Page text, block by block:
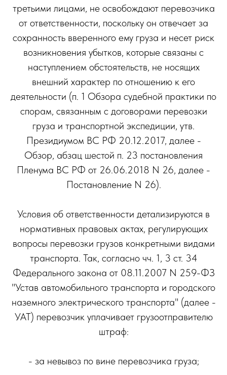
третьими лицами, не освобождают перевозчика
от ответственности, поскольку он отвечает за
сохранность вверенного ему груза и несет риск
возникновения убытков, которые связаны с
наступлением обстоятельств, не носящих
внешний характер по отношению к его
деятельности (п. 1 Обзора судебной практики по
спорам, связанным с договорами перевозки
груза и транспортной экспедиции, утв.
Президиумом ВС РФ 20.12.2017, далее -
Обзор, абзац шестой п. 23 постановления
Пленума ВС РФ от 26.06.2018 N 26, далее -
Постановление N 26).
Условия об ответственности детализируются в
нормативных правовых актах, регулирующих
вопросы перевозки грузов конкретными видами
транспорта. Так, согласно чч. 1, 3 ст. 34
Федерального закона от 08.11.2007 N 259-ФЗ
"Устав автомобильного транспорта и городского
наземного электрического транспорта" (далее -
УАТ) перевозчик уплачивает грузоотправителю
штраф:
- за невывоз по вине перевозчика груза;